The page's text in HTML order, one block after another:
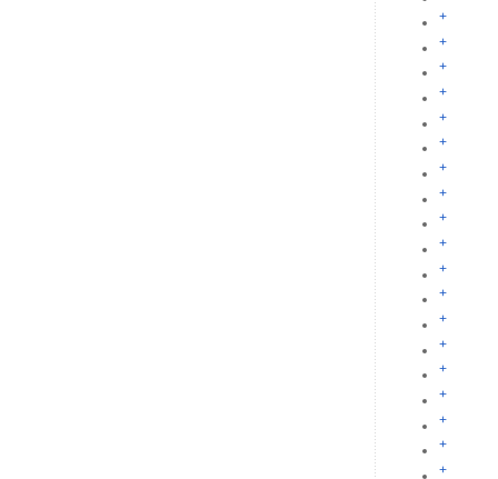
+
+
+
+
+
+
+
+
+
+
+
+
+
+
+
+
+
+
+